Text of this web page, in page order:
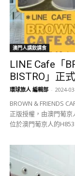
澳門人講飲講食
LINE Cafe「
BISTRO」正
環球旅人 編輯部 - 2024-
BROWN & FRIENDS
正版授權，由澳門葡
位於澳門葡京人的